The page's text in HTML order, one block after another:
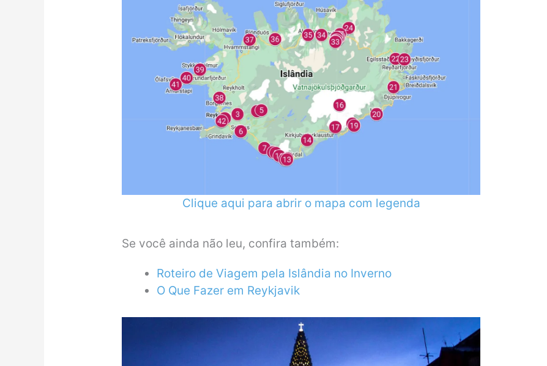
Clique aqui para abrir o mapa com legenda
Se você ainda não leu, confira também:
Roteiro de Viagem pela Islândia no Inverno
O Que Fazer em Reykjavik